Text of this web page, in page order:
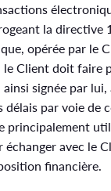
la directive
opérée par le
Client doit faire
signée par lui,
délais par voie de
principalement
échanger avec le
financière.